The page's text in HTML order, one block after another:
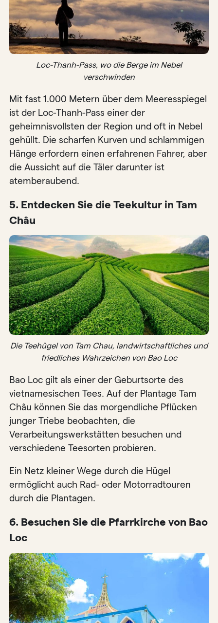
Loc-Thanh-Pass, wo die Berge im Nebel
verschwinden
Mit fast 1.000 Metern über dem Meeresspiegel
ist der Loc-Thanh-Pass einer der
geheimnisvollsten der Region und oft in Nebel
gehüllt. Die scharfen Kurven und schlammigen
Hänge erfordern einen erfahrenen Fahrer, aber
die Aussicht auf die Täler darunter ist
atemberaubend.
5. Entdecken Sie die Teekultur in Tam
Châu
Die Teehügel von Tam Chau, landwirtschaftliches und
friedliches Wahrzeichen von Bao Loc
Bao Loc gilt als einer der Geburtsorte des
vietnamesischen Tees. Auf der Plantage Tam
Châu können Sie das morgendliche Pflücken
junger Triebe beobachten, die
Verarbeitungswerkstätten besuchen und
verschiedene Teesorten probieren.
Ein Netz kleiner Wege durch die Hügel
ermöglicht auch Rad- oder Motorradtouren
durch die Plantagen.
6. Besuchen Sie die Pfarrkirche von Bao
Loc